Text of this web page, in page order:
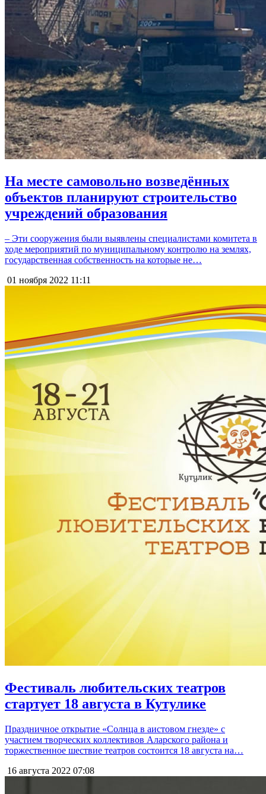
На месте самовольно возведённых
объектов планируют строительство
учреждений образования
– Эти сооружения были выявлены специалистами комитета в
ходе мероприятий по муниципальному контролю на землях,
государственная собственность на которые не…
01 ноября 2022 11:11
Фестиваль любительских театров
стартует 18 августа в Кутулике
Праздничное открытие «Солнца в аистовом гнезде» с
участием творческих коллективов Аларского района и
торжественное шествие театров состоится 18 августа на…
16 августа 2022 07:08